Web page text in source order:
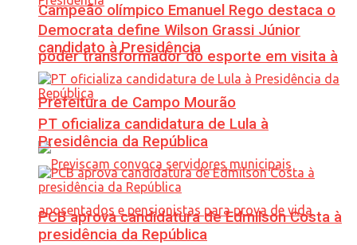
Campeão olímpico Emanuel Rego destaca o
poder transformador do esporte em visita à
Prefeitura de Campo Mourão
Democrata define Wilson Grassi Júnior
candidato à Presidência
PT oficializa candidatura de Lula à
Presidência da República
PCB aprova candidatura de Edmilson Costa à
presidência da República